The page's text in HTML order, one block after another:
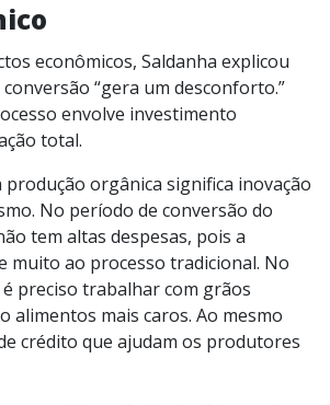
econômicos, Saldanha explicou
“gera um desconforto.”
envolve investimento
total.
orgânica significa inovação
No período de conversão do
tem altas despesas, pois a
muito ao processo tradicional. No
preciso trabalhar com grãos
alimentos mais caros. Ao mesmo
crédito que ajudam os produtores